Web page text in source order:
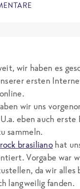
wir haben es
ersten
online.
wir uns
eben auch erste
sammeln.
rock brasiliano hat
Vorgabe war
da wir alles
langweilig fanden.